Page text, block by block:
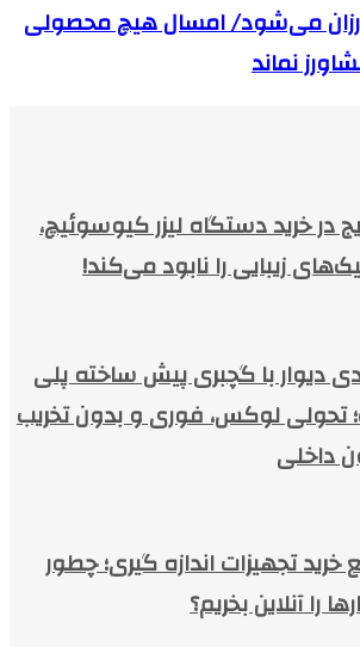
می‌شود/ امسال هیچ محصولی
نماند
در خرید دستگاه لیزر کیوسوئیچ،
زیبایی را نابود می‌کند!
دیوار با گچبری پیش ساخته پلی
تحولی لوکس، فوری و بدون تخریب
داخلی
خرید تجهیزات اندازه گیری؛ چطور
را آنلاین بخریم؟